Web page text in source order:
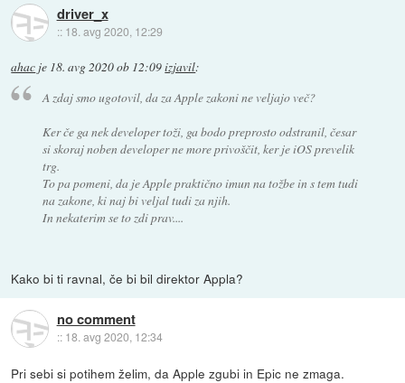
driver_x
:: 18. avg 2020, 12:29
ahac je 18. avg 2020 ob 12:09izjavil:
A zdaj smo ugotovil, da za Apple zakoni ne veljajo več?
Ker če ga nek developer toži, ga bodo preprosto odstranil, česar
si skoraj noben developer ne more privoščit, ker je iOS prevelik
trg.
To pa pomeni, da je Apple praktično imun na tožbe in s tem tudi
na zakone, ki naj bi veljal tudi za njih.
In nekaterim se to zdi prav....
Kako bi ti ravnal, če bi bil direktor Appla?
no comment
:: 18. avg 2020, 12:34
Pri sebi si potihem želim, da Apple zgubi in Epic ne zmaga.